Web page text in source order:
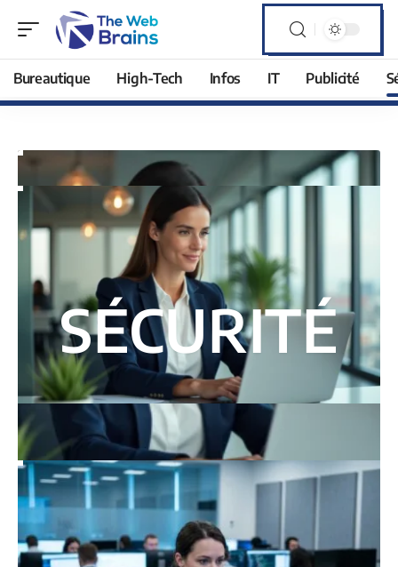
Bureautique High-Tech Infos IT Publicité
SÉCURITÉ
Webmail edf : guide complet d’accès à
votre messagerie sécurisée